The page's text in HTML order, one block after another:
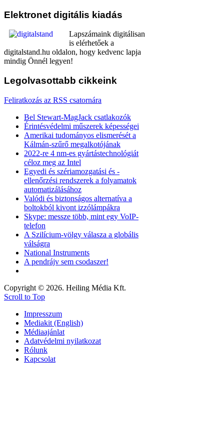
Elektronet digitális kiadás
Lapszámaink digitálisan
is elérhetőek a
digitalstand.hu oldalon, hogy kedvenc lapja
mindig Önnél legyen!
Legolvasottabb cikkeink
Feliratkozás az RSS csatornára
Bel Stewart-MagJack csatlakozók
Érintésvédelmi műszerek képességei
Amerikai tudományos elismerését a
Kálmán-szűrő megalkotójának
2022-re 4 nm-es gyártástechnológiát
céloz meg az Intel
Egyedi és szériamozgatási és -
ellenőrzési rendszerek a folyamatok
automatizálásához
Valódi és biztonságos alternatíva a
boltokból kivont izzólámpákra
Skype: messze több, mint egy VoIP-
telefon
A Szilícium-völgy válasza a globális
válságra
National Instruments
A pendrájv sem csodaszer!
Copyright © 2026. Heiling Média Kft.
Scroll to Top
Impresszum
Mediakit (English)
Médiaajánlat
Adatvédelmi nyilatkozat
Rólunk
Kapcsolat